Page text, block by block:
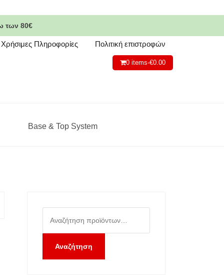
των 80€
Χρήσιμες Πληροφορίες Πολιτική επιστροφών
0 items-€0.00
Base & Top System
για:
Αναζήτηση